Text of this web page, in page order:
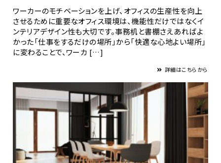
ワーカーのモチベーションを上げ、オフィスの生産性を向上
させるために重要なオフィス環境は、機能性だけではなくイ
ンテリアデザイン性も大切です。事務机と書棚さえあればよ
かった「仕事をするだけの場所」から「快適な心地よい場所」
に変わることで、ワーカ […]
詳細はこちらから